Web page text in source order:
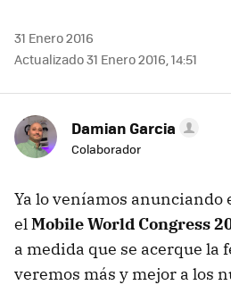
31 Enero 2016
Actualizado 31 Enero 2016, 14:51
Damian Garcia
Colaborador
Ya lo veníamos anunciando
elMobile World Congress
a medida que se acerque la
veremos más y mejor a los